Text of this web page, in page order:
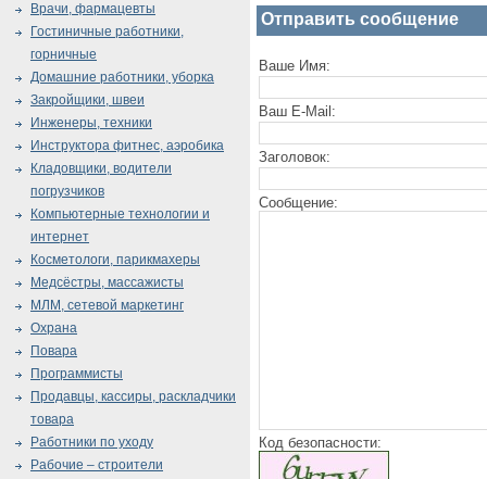
Отправить сообщение
Ваше Имя:
Ваш E-Mail:
Заголовок:
Сообщение:
Код безопасности:
Врачи, фармацевты
Гостиничные работники,
горничные
Домашние работники, уборка
Закройщики, швеи
Инженеры, техники
Инструктора фитнес, аэробика
Кладовщики, водители
погрузчиков
Компьютерные технологии и
интернет
Косметологи, парикмахеры
Медсёстры, массажисты
МЛМ, сетевой маркетинг
Охрана
Повара
Программисты
Продавцы, кассиры, раскладчики
товара
Работники по уходу
Рабочие – строители